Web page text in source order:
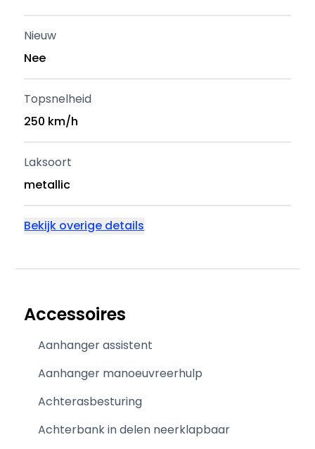
Nieuw
Nee
Topsnelheid
250 km/h
Laksoort
metallic
Bekijk overige details
Accessoires
Aanhanger assistent
Aanhanger manoeuvreerhulp
Achterasbesturing
Achterbank in delen neerklapbaar